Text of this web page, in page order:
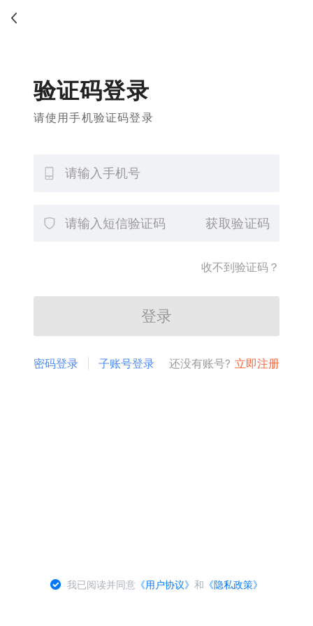
验证码登录
请使用手机验证码登录
获取验证码
收不到验证码？
登录
密码登录 子账号登录 还没有账号? 立即注册
我已阅读并同意 《用户协议》和 《隐私政策》